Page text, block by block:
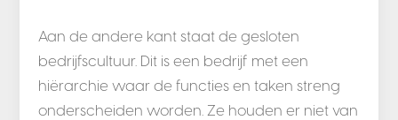
Aan de andere kant staat de gesloten
bedrijfscultuur. Dit is een bedrijf met een
hiërarchie waar de functies en taken streng
onderscheiden worden. Ze houden er niet van